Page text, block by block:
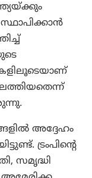
അദ്ദേഹം
ട്രംപിന്റെ
സമൃദ്ധി